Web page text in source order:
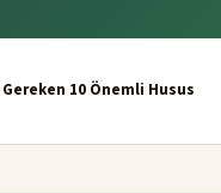
10 Önemli Husus